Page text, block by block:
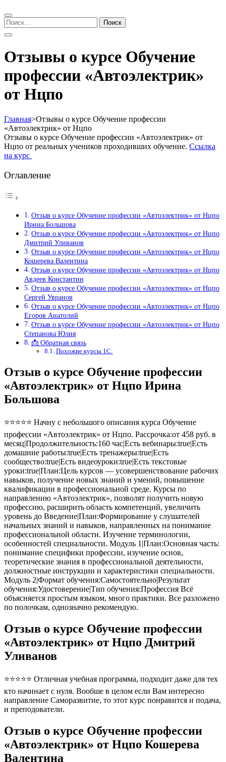
Найти:
Отзывы о курсе Обучение
профессии «Автоэлектрик»
от Нцпо
Главная>Отзывы о курсе Обучение профессии
«Автоэлектрик» от Нцпо
Отзывы о курсе Обучение профессии «Автоэлектрик» от
Нцпо от реальных учеников проходивших обучение. Ссылка
на курс
Оглавление
Отзыв о курсе Обучение профессии «Автоэлектрик» от Нцпо
Ирина Большова
Отзыв о курсе Обучение профессии «Автоэлектрик» от Нцпо
Дмитрий Уливанов
Отзыв о курсе Обучение профессии «Автоэлектрик» от Нцпо
Кошерева Валентина
Отзыв о курсе Обучение профессии «Автоэлектрик» от Нцпо
Авдеев Константин
Отзыв о курсе Обучение профессии «Автоэлектрик» от Нцпо
Сергей Увранов
Отзыв о курсе Обучение профессии «Автоэлектрик» от Нцпо
Егоров Анатолий
Отзыв о курсе Обучение профессии «Автоэлектрик» от Нцпо
Степанова Юлия
📩 Обратная связь
Похожие курсы 1С:
Отзыв о курсе Обучение профессии
«Автоэлектрик» от Нцпо Ирина
Большова
⭐⭐⭐⭐⭐ Начну с небольшого описания курса Обучение
профессии «Автоэлектрик» от Нцпо. Рассрочка:от 458 руб. в
месяц|Продолжительность:160 час|Есть вебинары:true|Есть
домашние работы:true|Есть тренажеры:true|Есть
сообщество:true|Есть видеоуроки:true|Есть текстовые
уроки:true|План:Цель курсов — усовершенствование рабочих
навыков, получение новых знаний и умений, повышение
квалификации в профессиональной среде. Курсы по
направлению «Автоэлектрик», позволят получить новую
профессию, расширить область компетенций, увеличить
уровень до Введение|План:Формирование у слушателей
начальных знаний и навыков, направленных на понимание
профессиональной области. Изучение терминологии,
особенностей специальности. Модуль 1|План:Основная часть:
понимание специфики профессии, изучение основ,
теоретические знания в профессиональной деятельности,
должностные инструкции и характеристики специальности.
Модуль 2|Формат обучения:Самостоятельно|Результат
обучения:Удостоверение|Тип обучения:Профессия Всё
объясняется простым языком, много практики. Все разложено
по полочкам, однозначно рекомендую.
Отзыв о курсе Обучение профессии
«Автоэлектрик» от Нцпо Дмитрий
Уливанов
⭐⭐⭐⭐⭐ Отличная учебная программа, подходит даже для тех
кто начинает с нуля. Вообше в целом если Вам интересно
направление Саморазвитие, то этот курс понравится и подача,
и преподователи.
Отзыв о курсе Обучение профессии
«Автоэлектрик» от Нцпо Кошерева
Валентина